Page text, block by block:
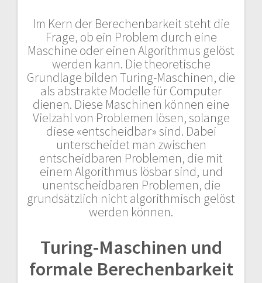
Im Kern der Berechenbarkeit steht die
Frage, ob ein Problem durch eine
Maschine oder einen Algorithmus gelöst
werden kann. Die theoretische
Grundlage bilden Turing-Maschinen, die
als abstrakte Modelle für Computer
dienen. Diese Maschinen können eine
Vielzahl von Problemen lösen, solange
diese «entscheidbar» sind. Dabei
unterscheidet man zwischen
entscheidbaren Problemen, die mit
einem Algorithmus lösbar sind, und
unentscheidbaren Problemen, die
grundsätzlich nicht algorithmisch gelöst
werden können.
Turing-Maschinen und
formale Berechenbarkeit